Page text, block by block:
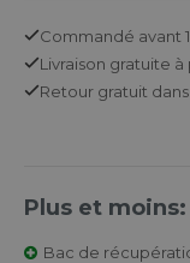
Commandé avant
Livraison gratuite à
Retour gratuit
Plus et moins:
Bac de